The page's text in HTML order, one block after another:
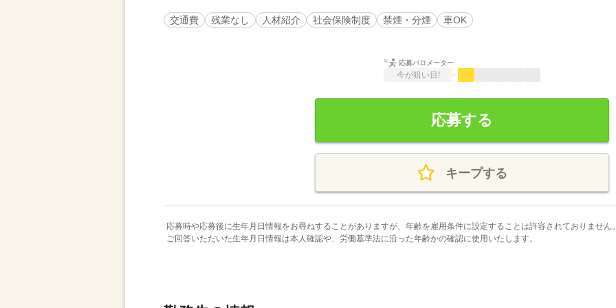
交通費 残業なし 人材紹介 社会保険制度 禁煙・分煙 車OK
応募バロメーター
今が狙い目!
応募する
キープする
応募時や応募後に生年月日情報をお尋ねすることがありますが、年齢を雇用条件に設定することは許容されておりません
ご回答いただいた生年月日情報は本人確認や、労働基準法に沿った年齢かの確認に使用いたします。